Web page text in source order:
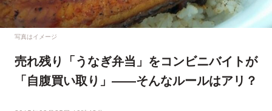
写真はイメージ
売れ残り「うなぎ弁当」をコンビニバイトが
「自腹買い取り」――そんなルールはアリ？